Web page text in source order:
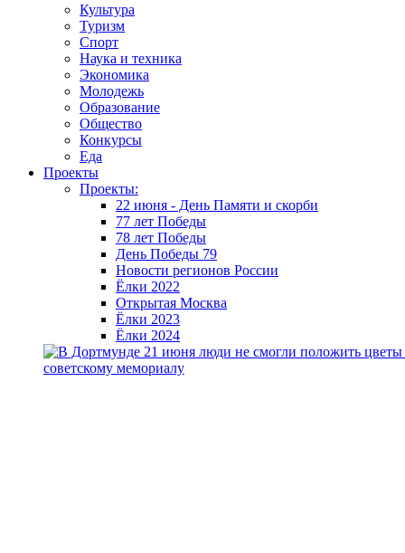
Культура
Туризм
Спорт
Наука и техника
Экономика
Молодежь
Образование
Общество
Конкурсы
Еда
Проекты
Проекты:
22 июня - День Памяти и скорби
77 лет Победы
78 лет Победы
День Победы 79
Новости регионов России
Ёлки 2022
Открытая Москва
Ёлки 2023
Ёлки 2024